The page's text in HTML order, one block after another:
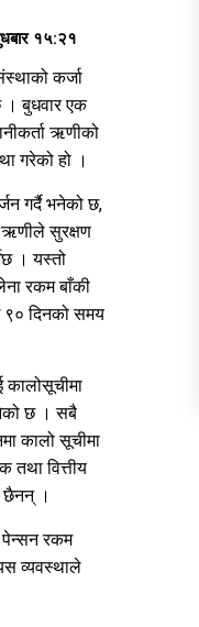
१५:२१
कर्जा
। बुधवार एक
ऋणीको
गरेको हो ।
गर्दै भनेको छ,
ऋणीले सुरक्षण
। यस्तो
रकम बाँकी
९० दिनको समय
कालोसूचीमा
छ । सबै
कालो सूचीमा
तथा वित्तीय
छैनन् ।
पेन्सन रकम
व्यवस्थाले